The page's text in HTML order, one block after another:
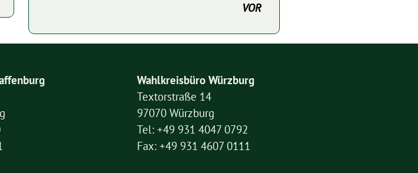
VOR
Wahlkreisbüro Würzburg
Textorstraße 14
97070 Würzburg
Tel: +49 931 4047 0792
Fax: +49 931 4607 0111